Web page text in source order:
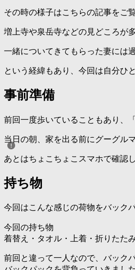
その時の様子はこちらの記事をご
増上寺や泉岳寺などの見どころが
一緒についてきてもらった妻には
という経緯もあり、今回は自分ひ
事前準備
前回一度歩いていることもあり、
当日の朝、家を出る前にグーグル
あとはちょこちょこスマホで確認
持ち物
今回はこんな感じの荷物をバック
今回の持ち物
着替え・タオル・上着・折りたた
前回と違って一人なので、バック